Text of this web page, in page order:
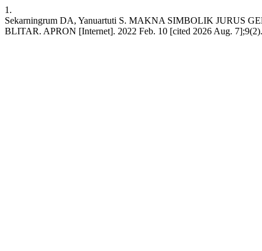
1.
Sekarningrum DA, Yanuartuti S. MAKNA SIMBOLIK
BLITAR. APRON [Internet]. 2022 Feb. 10 [cited 2026 Aug.